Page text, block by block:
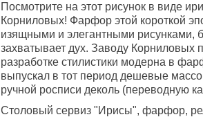
Посмотрите на этот рисунок в виде
Корниловых! Фарфор этой короткой
изящными и элегантными рисунками,
захватывает дух. Заводу Корниловых
разработке стилистики модерна в
выпускал в тот период дешевые
ручной росписи деколь (переводную
Столовый сервиз "Ирисы", фарфор,